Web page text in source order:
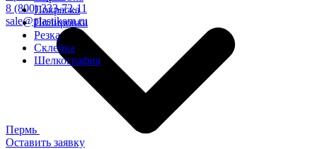
8 (800) 333-72-11
sale@plastikam.ru
Пермь
Оставить заявку
Покраска
Полировка
Резка
Склейка
Шелкография